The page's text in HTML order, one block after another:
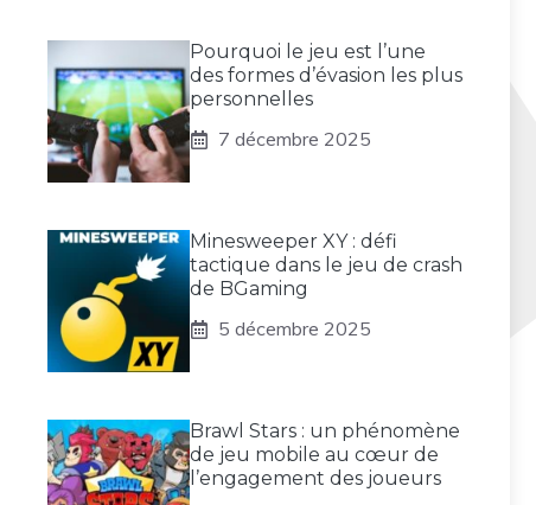
Pourquoi le jeu est l’une
des formes d’évasion les plus
personnelles
7 décembre 2025
Minesweeper XY : défi
tactique dans le jeu de crash
de BGaming
5 décembre 2025
Brawl Stars : un phénomène
de jeu mobile au cœur de
l’engagement des joueurs